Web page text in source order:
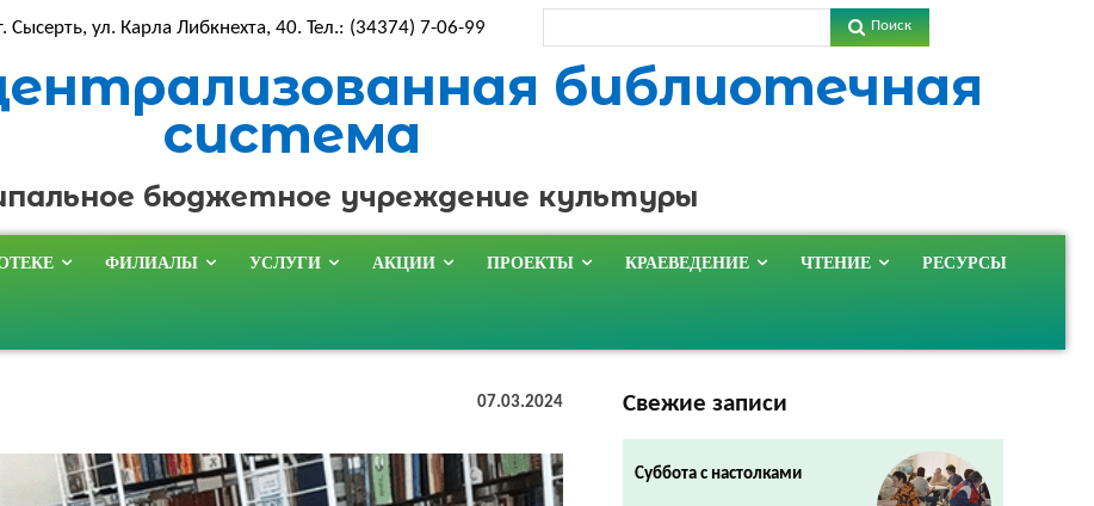
Сысерть, ул. Карла Либкнехта, 40. Тел.: (34374) 7-06-99 Поиск
библиотечная
система
бюджетное учреждение культуры
ФИЛИАЛЫ УСЛУГИ АКЦИИ ПРОЕКТЫ КРАЕВЕДЕНИЕ ЧТЕНИЕ РЕСУРСЫ
07.03.2024 Свежие записи
Суббота с настолками